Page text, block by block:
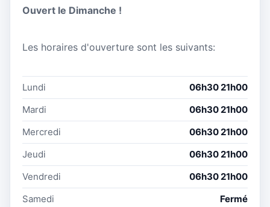
Ouvert le Dimanche !
Les horaires d'ouverture sont les suivants:
Lundi
06h30 21h00
Mardi
06h30 21h00
Mercredi
06h30 21h00
Jeudi
06h30 21h00
Vendredi
06h30 21h00
Samedi
Fermé